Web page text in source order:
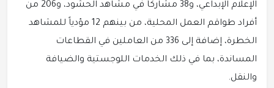
الإعلام الإبداعي، و38 مشاركاً في مشاهد الحشود، و206 من
أفراد طواقم العمل المحلية، من بينهم 12 مؤدياً للمشاهد
الخطرة، إضافة إلى 336 من العاملين في القطاعات
المساندة، بما في ذلك الخدمات اللوجستية والضيافة
والنقل.